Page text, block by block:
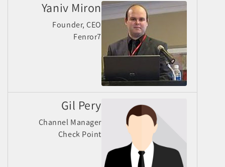
Yaniv Miron
Founder, CEO
Fenror7
Gil Pery
Channel Manager
Check Point